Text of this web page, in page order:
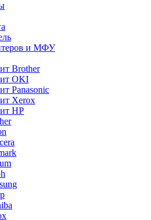
и МФУ
Brother
OKI
Panasonic
Xerox
НР